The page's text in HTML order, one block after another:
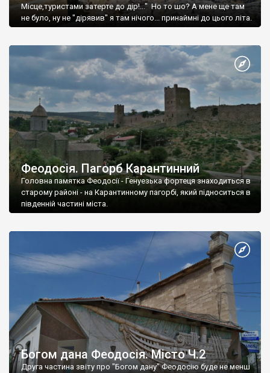
Місце,туристами затерте до дір!..." Но то шо? А мене ще там
не було, ну не "дірявив" я там нічого... принаймні до цього літа.
Феодосія. Пагорб Карантинний
Головна памятка Феодосії - Генуезька фортеця знаходиться в
старому районі - на Карантинному пагорбі, який підноситься в
південній частині міста.
Богом дана Феодосія. Місто Ч.2
Друга частина звіту про "Богом дану" Феодосію буде не менш